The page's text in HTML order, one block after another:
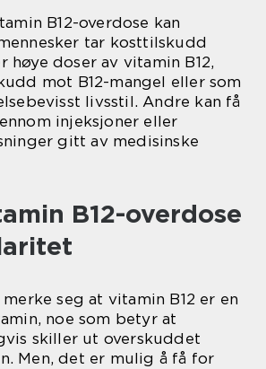
B12-overdose kan
tar kosttilskudd
høye doser av vitamin B12,
mot B12-mangel eller som
livsstil. Andre kan få
injeksjoner eller
gitt av medisinske
B12-overdose
seg at vitamin B12 er en
noe som betyr at
skiller ut overskuddet
Men, det er mulig å få for